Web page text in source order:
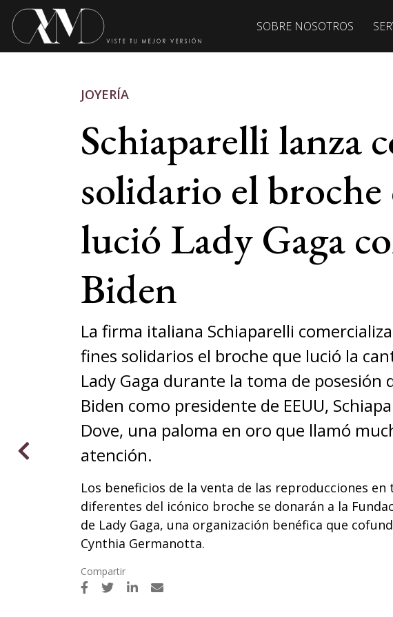
SOBRE NOSOTROS
JOYERÍA
Schiaparelli lanza
solidario el broche
lució Lady Gaga
Biden
La firma italiana Schiaparelli
fines solidarios el broche que lució la
Lady Gaga durante la toma de posesión
Biden como presidente de EEUU,
Dove, una paloma en oro que llamó
atención.
Los beneficios de la venta de las reproducciones en
diferentes del icónico broche se donarán a la
de Lady Gaga, una organización benéfica que
Cynthia Germanotta.
Compartir